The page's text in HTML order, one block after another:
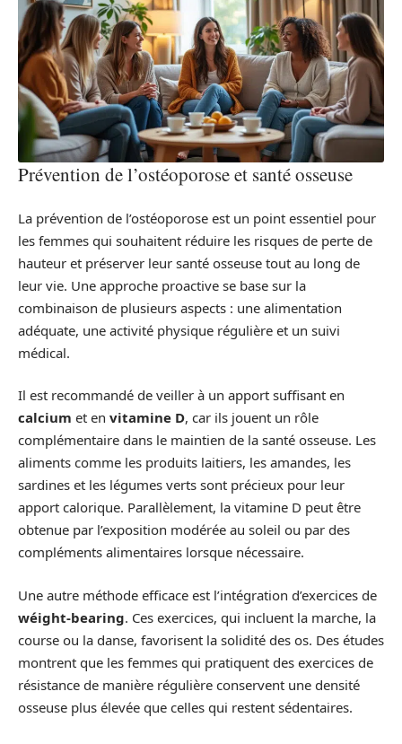
Prévention de l’ostéoporose et santé osseuse
La prévention de l’ostéoporose est un point essentiel pour
les femmes qui souhaitent réduire les risques de perte de
hauteur et préserver leur santé osseuse tout au long de
leur vie. Une approche proactive se base sur la
combinaison de plusieurs aspects : une alimentation
adéquate, une activité physique régulière et un suivi
médical.
Il est recommandé de veiller à un apport suffisant en
calcium et en vitamine D, car ils jouent un rôle
complémentaire dans le maintien de la santé osseuse. Les
aliments comme les produits laitiers, les amandes, les
sardines et les légumes verts sont précieux pour leur
apport calorique. Parallèlement, la vitamine D peut être
obtenue par l’exposition modérée au soleil ou par des
compléments alimentaires lorsque nécessaire.
Une autre méthode efficace est l’intégration d’exercices de
wéight-bearing. Ces exercices, qui incluent la marche, la
course ou la danse, favorisent la solidité des os. Des études
montrent que les femmes qui pratiquent des exercices de
résistance de manière régulière conservent une densité
osseuse plus élevée que celles qui restent sédentaires.